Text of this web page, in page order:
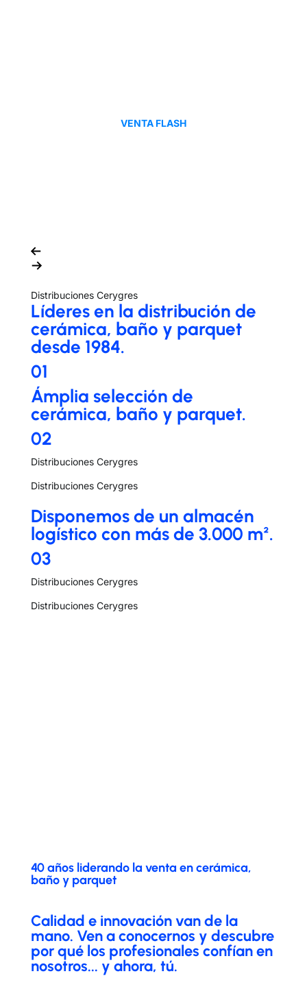
VENTA FLASH
Distribuciones Cerygres
Líderes en la distribución de
cerámica, baño y parquet
desde 1984.
01
Ámplia selección de
cerámica, baño y parquet.
02
Distribuciones Cerygres
Distribuciones Cerygres
Disponemos de un almacén
logístico con más de 3.000 m².
03
Distribuciones Cerygres
Distribuciones Cerygres
40 años liderando la venta en cerámica,
baño y parquet
Calidad e innovación van de la
mano. Ven a conocernos y descubre
por qué los profesionales confían en
nosotros... y ahora, tú.